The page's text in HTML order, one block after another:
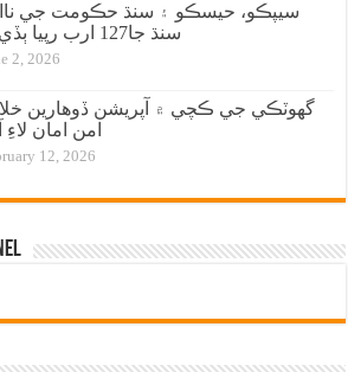
سيپڪو، حيسڪو ۽ سنڌ حڪومت جي
سنڌ جا127 ارب رپيا ٻڏي ويا؟
2, 2026
گهوٽڪي جي ڪچي ۾ آپريشن ڏوهارين
امن امان
12, 2026